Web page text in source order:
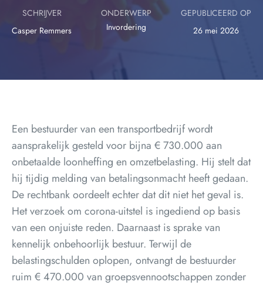
SCHRIJVER
Casper Remmers
ONDERWERP
Invordering
GEPUBLICEERD OP
26 mei 2026
Een bestuurder van een transportbedrijf wordt
aansprakelijk gesteld voor bijna € 730.000 aan
onbetaalde loonheffing en omzetbelasting. Hij stelt dat
hij tijdig melding van betalingsonmacht heeft gedaan.
De rechtbank oordeelt echter dat dit niet het geval is.
Het verzoek om corona-uitstel is ingediend op basis
van een onjuiste reden. Daarnaast is sprake van
kennelijk onbehoorlijk bestuur. Terwijl de
belastingschulden oplopen, ontvangt de bestuurder
ruim € 470.000 van groepsvennootschappen zonder